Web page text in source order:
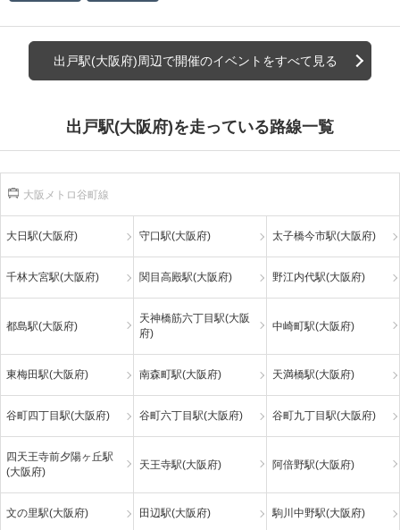
出戸駅(大阪府)周辺で開催のイベントをすべて見る
出戸駅(大阪府)を走っている路線一覧
大阪メトロ谷町線
大日駅(大阪府) 守口駅(大阪府) 太子橋今市駅(大阪府)
千林大宮駅(大阪府) 関目高殿駅(大阪府) 野江内代駅(大阪府)
都島駅(大阪府)
天神橋筋六丁目駅(大阪
府)
中崎町駅(大阪府)
東梅田駅(大阪府) 南森町駅(大阪府) 天満橋駅(大阪府)
谷町四丁目駅(大阪府) 谷町六丁目駅(大阪府) 谷町九丁目駅(大阪府)
四天王寺前夕陽ヶ丘駅
(大阪府)
天王寺駅(大阪府) 阿倍野駅(大阪府)
文の里駅(大阪府) 田辺駅(大阪府) 駒川中野駅(大阪府)